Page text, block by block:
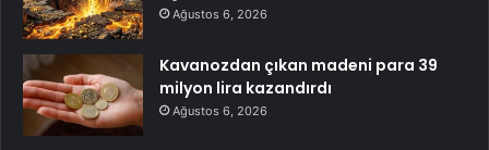
Ağustos 6, 2026
Kavanozdan çıkan madeni para 39
milyon lira kazandırdı
Ağustos 6, 2026